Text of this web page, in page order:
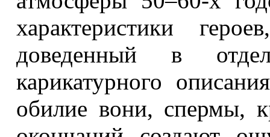
характеристики
доведенный в
карикатурного
обилие вони, спермы,